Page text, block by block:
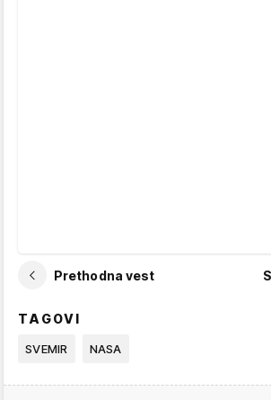
Prethodna vest
TAGOVI
SVEMIR NASA